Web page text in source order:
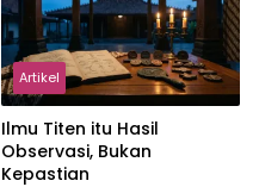
Artikel
Ilmu Titen itu Hasil
Observasi, Bukan
Kepastian